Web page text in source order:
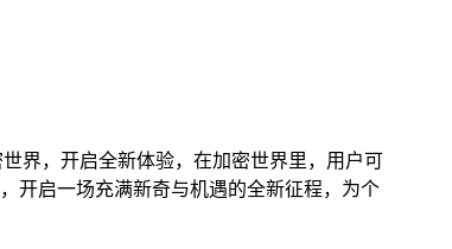
界，开启全新体验，在加密世界里，用户可
开启一场充满新奇与机遇的全新征程，为个